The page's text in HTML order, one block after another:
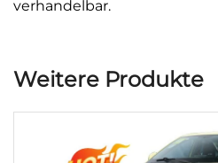
verhandelbar.
Weitere Produkte